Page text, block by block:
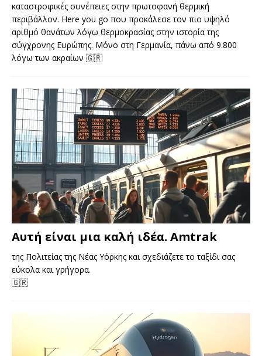
καταστροφικές συνέπειες στην πρωτοφανή θερμική
περιβάλλον. Here you go που προκάλεσε τον πιο υψηλό
αριθμό θανάτων λόγω θερμοκρασίας στην ιστορία της
σύγχρονης Ευρώπης. Μόνο στη Γερμανία, πάνω από 9.800
λόγω των ακραίων 🇬🇷
Αυτή είναι μια καλή ιδέα. Amtrak
της Πολιτείας της Νέας Υόρκης και σχεδιάζετε το ταξίδι σας
εύκολα και γρήγορα.
🇬🇷